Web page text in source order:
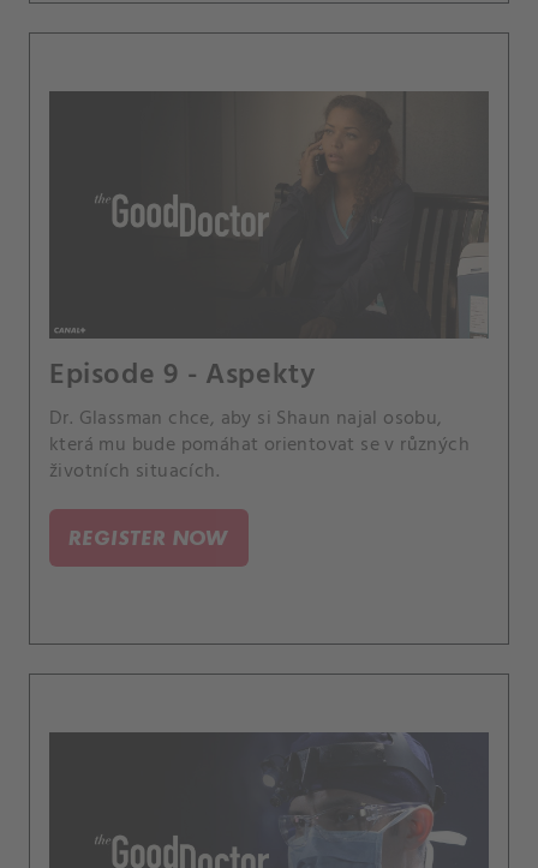
Episode 9 - Aspekty
Dr. Glassman chce, aby si Shaun najal osobu,
která mu bude pomáhat orientovat se v různých
životních situacích.
REGISTER NOW